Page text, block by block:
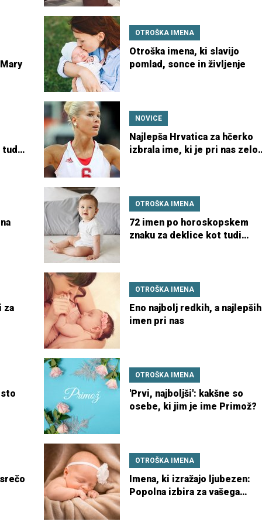
OTROŠKA IMENA
Otroška imena, ki slavijo
pomlad, sonce in življenje
tudi
NOVICE
Najlepša Hrvatica za hčerko
izbrala ime, ki je pri nas zelo
OTROŠKA IMENA
72 imen po horoskopskem
znaku za deklice kot tudi
za
OTROŠKA IMENA
Eno najbolj redkih, a najlepših
imen pri nas
OTROŠKA IMENA
'Prvi, najboljši': kakšne so
osebe, ki jim je ime Primož?
OTROŠKA IMENA
Imena, ki izražajo ljubezen:
Popolna izbira za vašega